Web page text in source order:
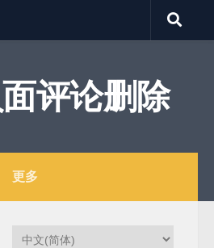
评论删除
更多